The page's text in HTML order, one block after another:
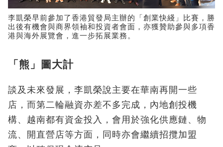
李凱榮早前參加了香港貿發局主辦的「創業快綫」比賽，勝
出後有機會與商界領袖和投資者會面，亦獲贊助參與多項香
港與海外展覽會，進一步拓展業務。
「熊」圖大計
談及未來發展，李凱榮說主要在華南再開一些
店，而第二輪融資亦差不多完成，內地創投機
構、越南都有資金投入，會用於強化供應鏈、物
流、開直營店等方面，同時亦會繼續招攬加盟